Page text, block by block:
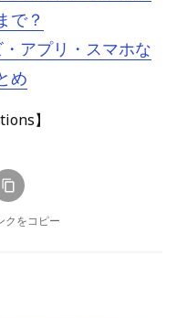
で？
アプリ・スマホな
め
】
クをコピー